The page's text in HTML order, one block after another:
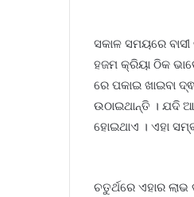
ସକାଳ ସମୟରେ
ହଜମ କ୍ରିୟା ଠିକ
ରେ ପକାଇ ଖାଇବା
ଉଠାଇଥାନ୍ତି । ଯଦି
ହୋଇଥାଏ । ଏହା
ଚତୁର୍ଥରେ ଏହାର